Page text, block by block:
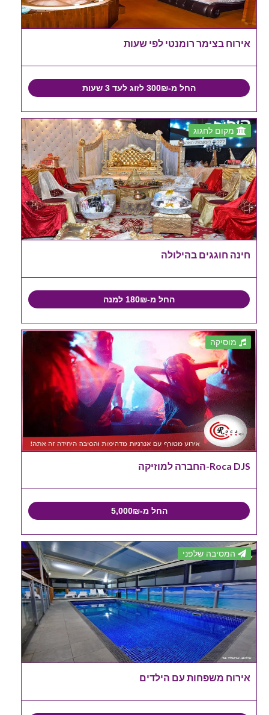
אירוח בצימר רומנטי לפי שעות
החל מ-300₪ לזוג לעד 3 שעות
מקום לחגוג
חינה חוגגים בהילולה
החל מ-180₪ למנה
מוסיקה
Roca DJS-החברה למוזיקה
החל מ-5,000₪
המסיבה שלפני
אירוח משפחות עם הילדים